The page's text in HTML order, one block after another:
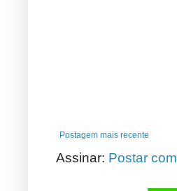
Postagem mais recente
Assinar: Postar